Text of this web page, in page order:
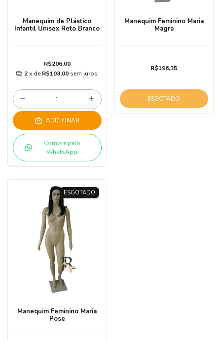
Manequim de Plástico
Infantil Unisex Reto Branco
R$206,00
2 x de R$103,00 sem juros
ADICIONAR
Compre pelo
WhatsApp
Manequim Feminino Maria
Magra
R$196,35
ESGOTADO
ESGOTADO
Manequim Feminino Maria
Pose